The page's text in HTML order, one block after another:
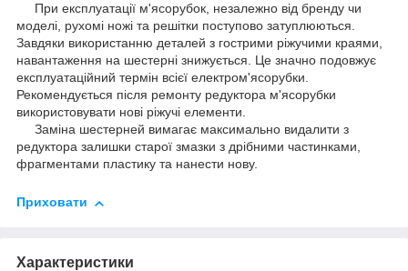
При експлуатації м'ясорубок, незалежно від бренду чи
моделі, рухомі ножі та решітки поступово затуплюються.
Завдяки використанню деталей з гострими ріжучими краями,
навантаження на шестерні знижується. Це значно подовжує
експлуатаційний термін всієї електром'ясорубки.
Рекомендується після ремонту редуктора м'ясорубки
використовувати нові ріжучі елементи.
Заміна шестерней вимагає максимально видалити з
редуктора залишки старої змазки з дрібними частинками,
фрагментами пластику та нанести нову.
Приховати
Характеристики